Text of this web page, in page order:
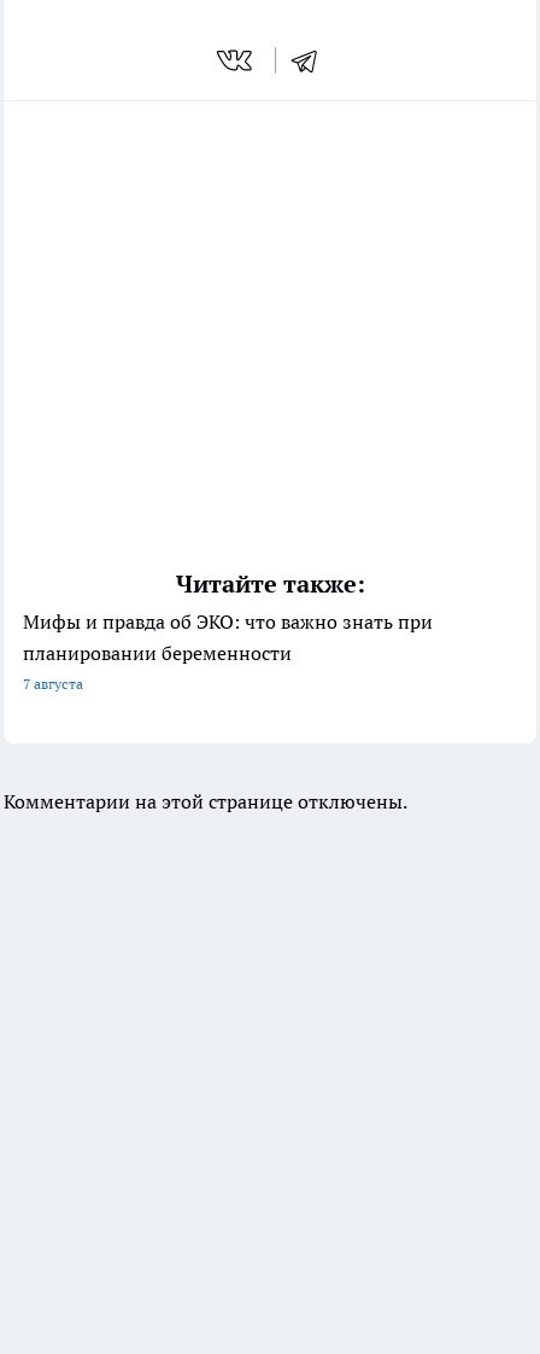
Читайте также:
Мифы и правда об ЭКО: что важно знать при
планировании беременности
7 августа
Комментарии на этой странице отключены.